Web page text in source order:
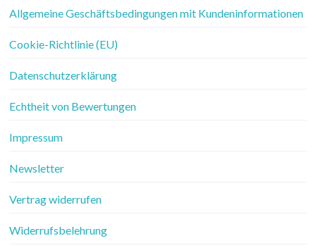
Allgemeine Geschäftsbedingungen mit Kundeninformationen
Cookie-Richtlinie (EU)
Datenschutzerklärung
Echtheit von Bewertungen
Impressum
Newsletter
Vertrag widerrufen
Widerrufsbelehrung